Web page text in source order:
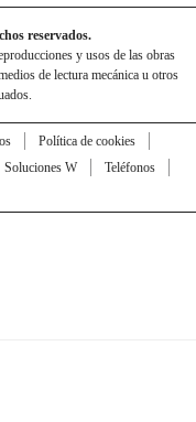
reservados.
y usos de las obras
de lectura mecánica u otros
Política de cookies
Soluciones W
Teléfonos